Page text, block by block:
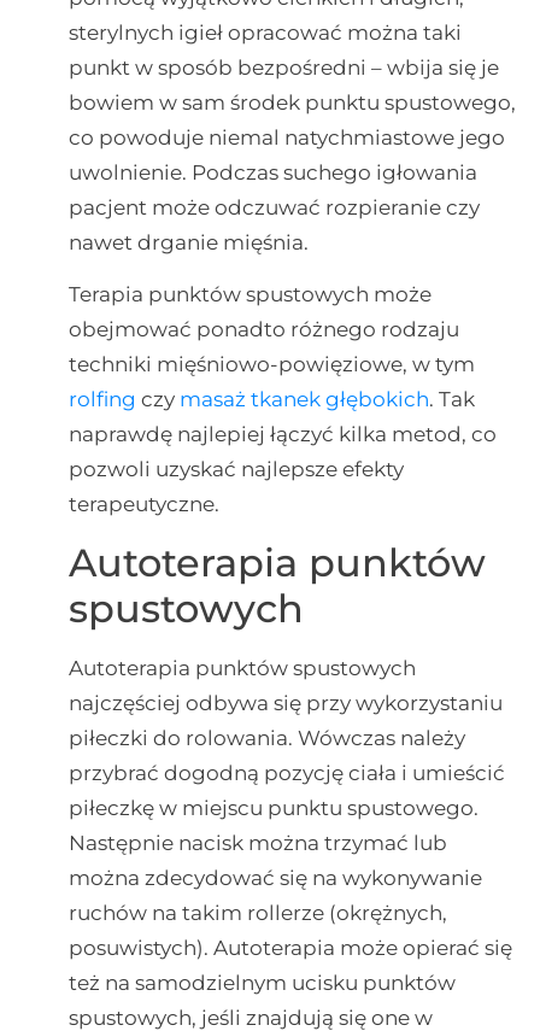
sterylnych igieł opracować można taki
punkt w sposób bezpośredni – wbija się je
bowiem w sam środek punktu spustowego,
co powoduje niemal natychmiastowe jego
uwolnienie. Podczas suchego igłowania
pacjent może odczuwać rozpieranie czy
nawet drganie mięśnia.
Terapia punktów spustowych może
obejmować ponadto różnego rodzaju
techniki mięśniowo-powięziowe, w tym
rolfing czy masaż tkanek głębokich. Tak
naprawdę najlepiej łączyć kilka metod, co
pozwoli uzyskać najlepsze efekty
terapeutyczne.
Autoterapia punktów
spustowych
Autoterapia punktów spustowych
najczęściej odbywa się przy wykorzystaniu
piłeczki do rolowania. Wówczas należy
przybrać dogodną pozycję ciała i umieścić
piłeczkę w miejscu punktu spustowego.
Następnie nacisk można trzymać lub
można zdecydować się na wykonywanie
ruchów na takim rollerze (okrężnych,
posuwistych). Autoterapia może opierać się
też na samodzielnym ucisku punktów
spustowych, jeśli znajdują się one w